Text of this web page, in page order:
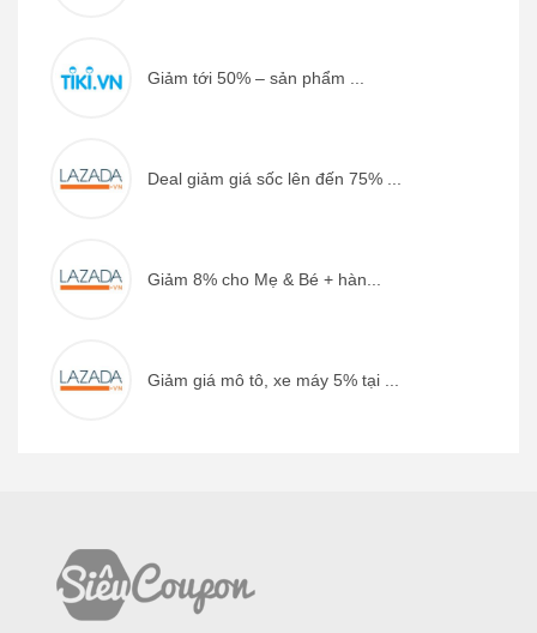
Giảm tới 50% – sản phẩm ...
Deal giảm giá sốc lên đến 75% ...
Giảm 8% cho Mẹ & Bé + hàn...
Giảm giá mô tô, xe máy 5% tại ...